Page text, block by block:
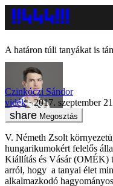
A határon túli tanyákat is
Czinkóczi Sándor
vidék
2017. szeptember
Megosztás
V. Németh Zsolt
hungarikumokért felelős
Kiállítás és Vásár (OMÉK)
arról, hogy a tanyai élet
alkalmazkodó